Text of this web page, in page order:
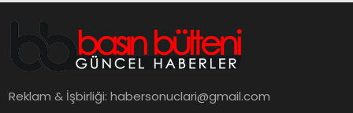
Reklam & İşbirliği:habersonuclari@gmail.com